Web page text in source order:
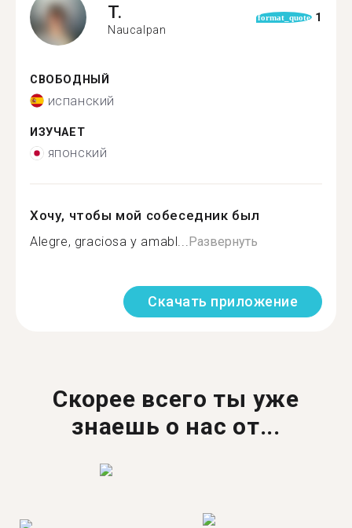
T.
Naucalpan
format_quote 1
СВОБОДНЫЙ
испанский
ИЗУЧАЕТ
японский
Хочу, чтобы мой собеседник был
Alegre, graciosa y amabl...Развернуть
Скачать приложение
Скорее всего ты уже
знаешь о нас от...